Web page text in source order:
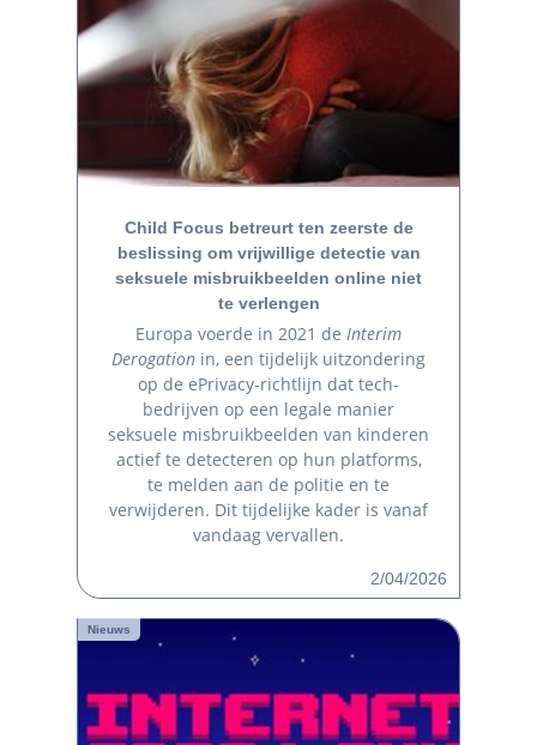
Child Focus betreurt ten zeerste de
beslissing om vrijwillige detectie van
seksuele misbruikbeelden online niet
te verlengen
Europa voerde in 2021 de Interim
Derogation in, een tijdelijk uitzondering
op de ePrivacy-richtlijn dat tech-
bedrijven op een legale manier
seksuele misbruikbeelden van kinderen
actief te detecteren op hun platforms,
te melden aan de politie en te
verwijderen. Dit tijdelijke kader is vanaf
vandaag vervallen.
2/04/2026
Nieuws